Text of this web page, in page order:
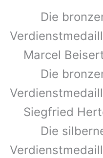
Die
Marcel
Die
Siegfried
Die